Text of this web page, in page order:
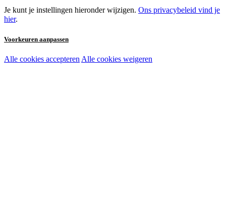
Je kunt je instellingen hieronder wijzigen. Ons privacybeleid vind je
hier.
Voorkeuren aanpassen
Noodzakelijke cookies:
Alle cookies accepteren Alle cookies weigeren